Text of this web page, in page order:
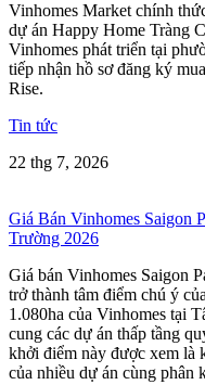
Vinhomes Market chính
dự án Happy Home Tràng
Vinhomes phát triển tại
tiếp nhận hồ sơ đăng ký
Rise.
Tin tức
22 thg 7, 2026
Giá Bán Vinhomes Saigon
Trường 2026
Giá bán Vinhomes Saigon
trở thành tâm điểm chú ý
1.080ha của Vinhomes tại
cung các dự án thấp tầng
khởi điểm này được xem là
của nhiều dự án cùng phân